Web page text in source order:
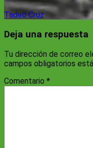
Tadeo Cruz
Deja una respuesta
Tu dirección de correo
campos obligatorios
Comentario *